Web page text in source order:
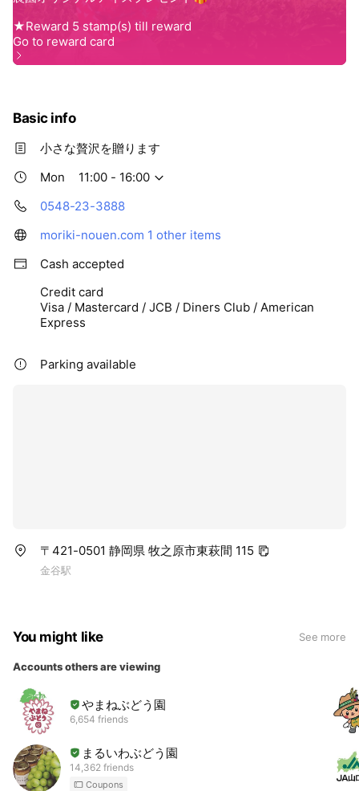
Basic info
小さな贅沢を贈ります
Mon
11:00 - 16:00
0548-23-3888
moriki-nouen.com 1 other items
Cash accepted
Credit card
Visa / Mastercard / JCB / Diners Club / American
Express
Parking available
〒421-0501 静岡県 牧之原市東萩間 115
金谷駅
You might like See more
Accounts others are viewing
やまねぶどう園
6,654 friends
まるいわぶどう園
14,362 friends
Coupons